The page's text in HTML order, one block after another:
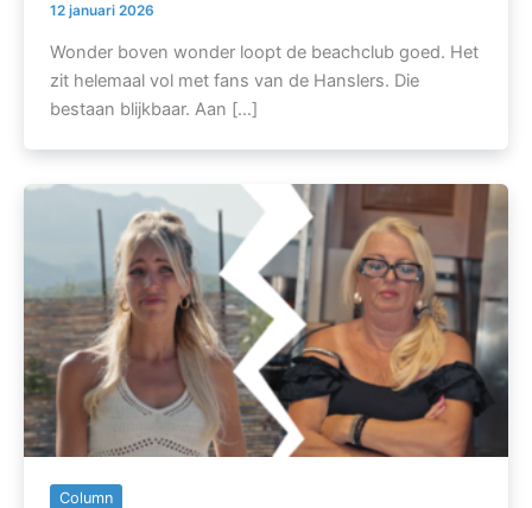
12 januari 2026
Wonder boven wonder loopt de beachclub goed. Het
zit helemaal vol met fans van de Hanslers. Die
bestaan blijkbaar. Aan […]
Column